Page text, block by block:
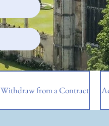
Withdraw from a Contract